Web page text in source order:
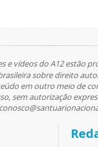
e vídeos do A12 estão
sobre direito
em outro meio de
sem autorização